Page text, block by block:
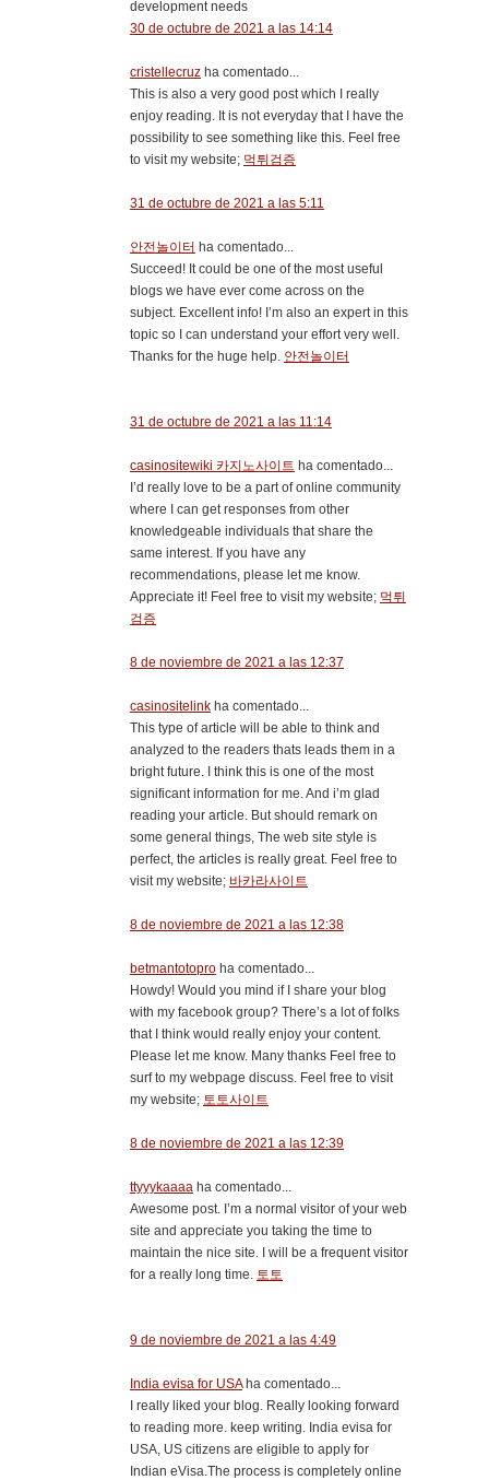
development needs
30 de octubre de 2021 a las 14:14
cristellecruz ha comentado...
This is also a very good post which I really
enjoy reading. It is not everyday that I have the
possibility to see something like this. Feel free
to visit my website; 먹튀검증
31 de octubre de 2021 a las 5:11
안전놀이터 ha comentado...
Succeed! It could be one of the most useful
blogs we have ever come across on the
subject. Excellent info! I’m also an expert in this
topic so I can understand your effort very well.
Thanks for the huge help. 안전놀이터
31 de octubre de 2021 a las 11:14
casinositewiki 카지노사이트 ha comentado...
I’d really love to be a part of online community
where I can get responses from other
knowledgeable individuals that share the
same interest. If you have any
recommendations, please let me know.
Appreciate it! Feel free to visit my website; 먹튀
검증
8 de noviembre de 2021 a las 12:37
casinositelink ha comentado...
This type of article will be able to think and
analyzed to the readers thats leads them in a
bright future. I think this is one of the most
significant information for me. And i’m glad
reading your article. But should remark on
some general things, The web site style is
perfect, the articles is really great. Feel free to
visit my website; 바카라사이트
8 de noviembre de 2021 a las 12:38
betmantotopro ha comentado...
Howdy! Would you mind if I share your blog
with my facebook group? There’s a lot of folks
that I think would really enjoy your content.
Please let me know. Many thanks Feel free to
surf to my webpage discuss. Feel free to visit
my website; 토토사이트
8 de noviembre de 2021 a las 12:39
ttyyykaaaa ha comentado...
Awesome post. I’m a normal visitor of your web
site and appreciate you taking the time to
maintain the nice site. I will be a frequent visitor
for a really long time.
토토
9 de noviembre de 2021 a las 4:49
India evisa for USAha comentado...
I really liked your blog. Really looking forward
to reading more. keep writing. India evisa for
USA, US citizens are eligible to apply for
Indian eVisa.The process is completely online